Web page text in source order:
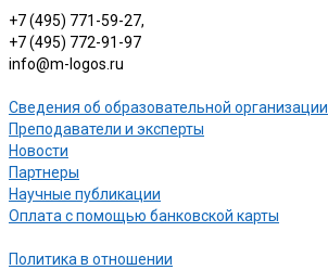
+7 (495) 771-59-27,
+7 (495) 772-91-97
info@m-logos.ru
Сведения об образовательной организации
Преподаватели и эксперты
Новости
Партнеры
Научные публикации
Оплата с помощью банковской карты
Политика в отношении